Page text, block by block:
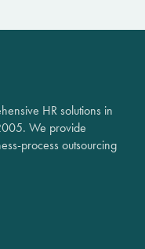
HR solutions in
We provide
process outsourcing